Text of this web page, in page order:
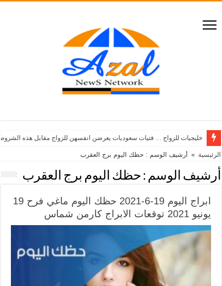
خليجيات للزواج … فتيات سعوديات يعرضن انفسهن للزواج مقابل هذه
الرئيسية » أرشيف الوسم : حظك اليوم برج العقرب
أرشيف الوسم : حظك اليوم برج العقرب
ابراج اليوم 19-6-2021 حظك اليوم ماغي فرح 19
يونيو 2021 توقعات الابراج كارمن شماس